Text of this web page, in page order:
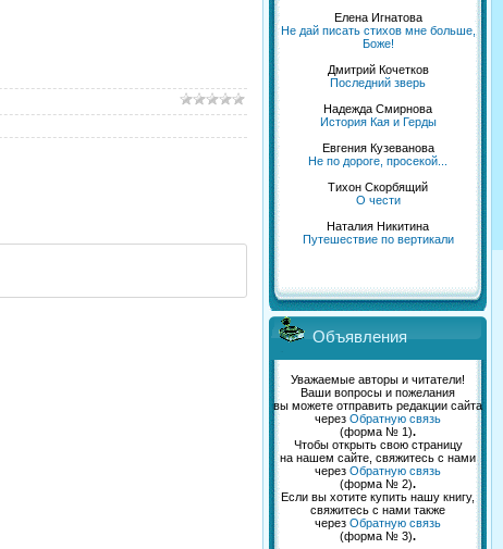
Елена Игнатова
Не дай писать стихов мне больше,
Боже!
Дмитрий Кочетков
Последний зверь
Надежда Смирнова
История Кая и Герды
Евгения Кузеванова
Не по дороге, просекой...
Тихон Скорбящий
О чести
Наталия Никитина
Путешествие по вертикали
Объявления
Уважаемые авторы и читатели!
Ваши вопросы и пожелания
вы можете отправить редакции сайта
через Обратную связь
(форма № 1).
Чтобы открыть свою страницу
на нашем сайте, свяжитесь с нами
через Обратную связь
(форма № 2).
Если вы хотите купить нашу книгу,
свяжитесь с нами также
через Обратную связь
(форма № 3).